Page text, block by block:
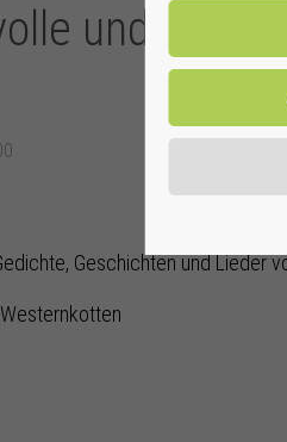
und
Geschichten und Lieder